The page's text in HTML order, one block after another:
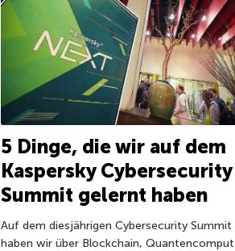
5 Dinge, die wir auf dem
Kaspersky Cybersecurity
Summit gelernt haben
Auf dem diesjährigen Cybersecurity Summit
haben wir über Blockchain,